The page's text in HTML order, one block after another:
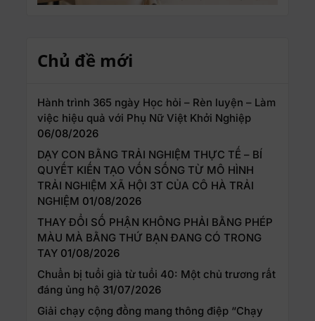
Chủ đề mới
Hành trình 365 ngày Học hỏi – Rèn luyện – Làm
việc hiệu quả với Phụ Nữ Việt Khởi Nghiệp
06/08/2026
DẠY CON BẰNG TRẢI NGHIỆM THỰC TẾ – BÍ
QUYẾT KIẾN TẠO VỐN SỐNG TỪ MÔ HÌNH
TRẢI NGHIỆM XÃ HỘI 3T CỦA CÔ HÀ TRẢI
NGHIỆM 01/08/2026
THAY ĐỔI SỐ PHẬN KHÔNG PHẢI BẰNG PHÉP
MÀU MÀ BẰNG THỨ BẠN ĐANG CÓ TRONG
TAY 01/08/2026
Chuẩn bị tuổi già từ tuổi 40: Một chủ trương rất
đáng ủng hộ 31/07/2026
Giải chạy cộng đồng mang thông điệp “Chạy